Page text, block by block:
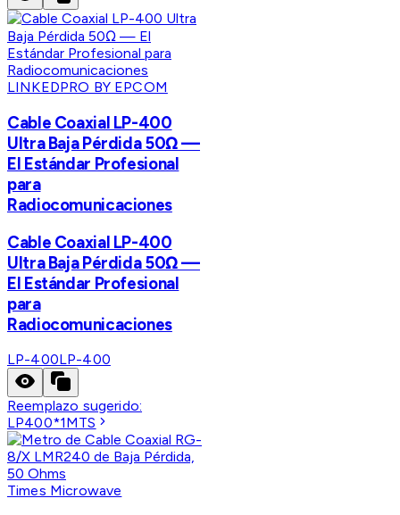
LINKEDPRO BY EPCOM
Cable Coaxial LP-400
Ultra Baja Pérdida 50Ω —
El Estándar Profesional
para
Radiocomunicaciones
Cable Coaxial LP-400
Ultra Baja Pérdida 50Ω —
El Estándar Profesional
para
Radiocomunicaciones
LP-400LP-400
Reemplazo sugerido:
LP400*1MTS
Times Microwave